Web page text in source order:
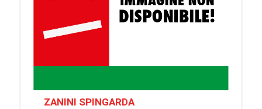
ZANINI SPINGARDA